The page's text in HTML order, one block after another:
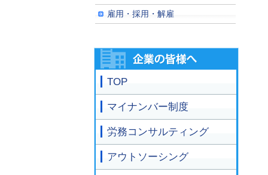
雇用・採用・解雇
TOP
マイナンバー制度
労務コンサルティング
アウトソーシング